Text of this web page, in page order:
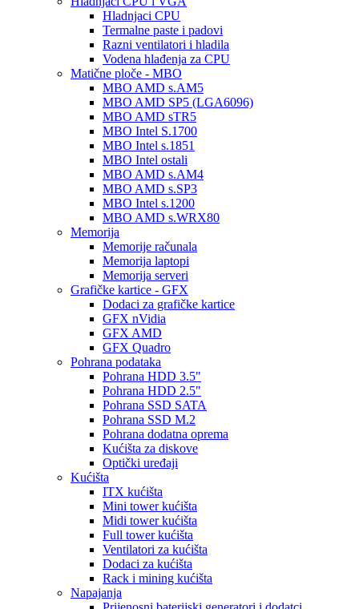
Hladnjaci CPU
Termalne paste i padovi
Razni ventilatori i hladila
Vodena hlađenja za CPU
Matične ploče - MBO
MBO AMD s.AM5
MBO AMD SP5 (LGA6096)
MBO AMD sTR5
MBO Intel S.1700
MBO Intel s.1851
MBO Intel ostali
MBO AMD s.AM4
MBO AMD s.SP3
MBO Intel s.1200
MBO AMD s.WRX80
Memorija
Memorije računala
Memorija laptopi
Memorija serveri
Grafičke kartice - GFX
Dodaci za grafičke kartice
GFX nVidia
GFX AMD
GFX Quadro
Pohrana podataka
Pohrana HDD 3.5"
Pohrana HDD 2.5"
Pohrana SSD SATA
Pohrana SSD M.2
Pohrana dodatna oprema
Kućišta za diskove
Optički uređaji
Kućišta
ITX kućišta
Mini tower kućišta
Midi tower kućišta
Full tower kućišta
Ventilatori za kućišta
Dodaci za kućišta
Rack i mining kućišta
Napajanja